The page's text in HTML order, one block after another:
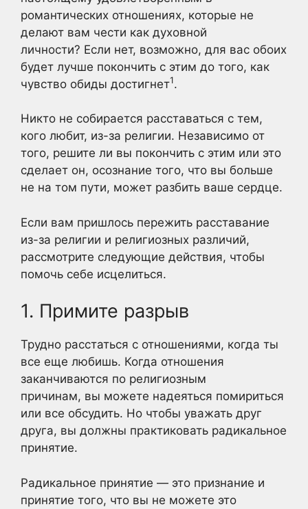
романтических отношениях, которые не
делают вам чести как духовной
личности? Если нет, возможно, для вас обоих
будет лучше покончить с этим до того, как
чувство обиды достигнет1.
Никто не собирается расставаться с тем,
кого любит, из-за религии. Независимо от
того, решите ли вы покончить с этим или это
сделает он, осознание того, что вы больше
не на том пути, может разбить ваше сердце.
Если вам пришлось пережить расставание
из-за религии и религиозных различий,
рассмотрите следующие действия, чтобы
помочь себе исцелиться.
1. Примите разрыв
Трудно расстаться с отношениями, когда ты
все еще любишь. Когда отношения
заканчиваются по религиозным
причинам, вы можете надеяться помириться
или все обсудить. Но чтобы уважать друг
друга, вы должны практиковать радикальное
принятие.
Радикальное принятие — это признание и
принятие того, что вы не можете это